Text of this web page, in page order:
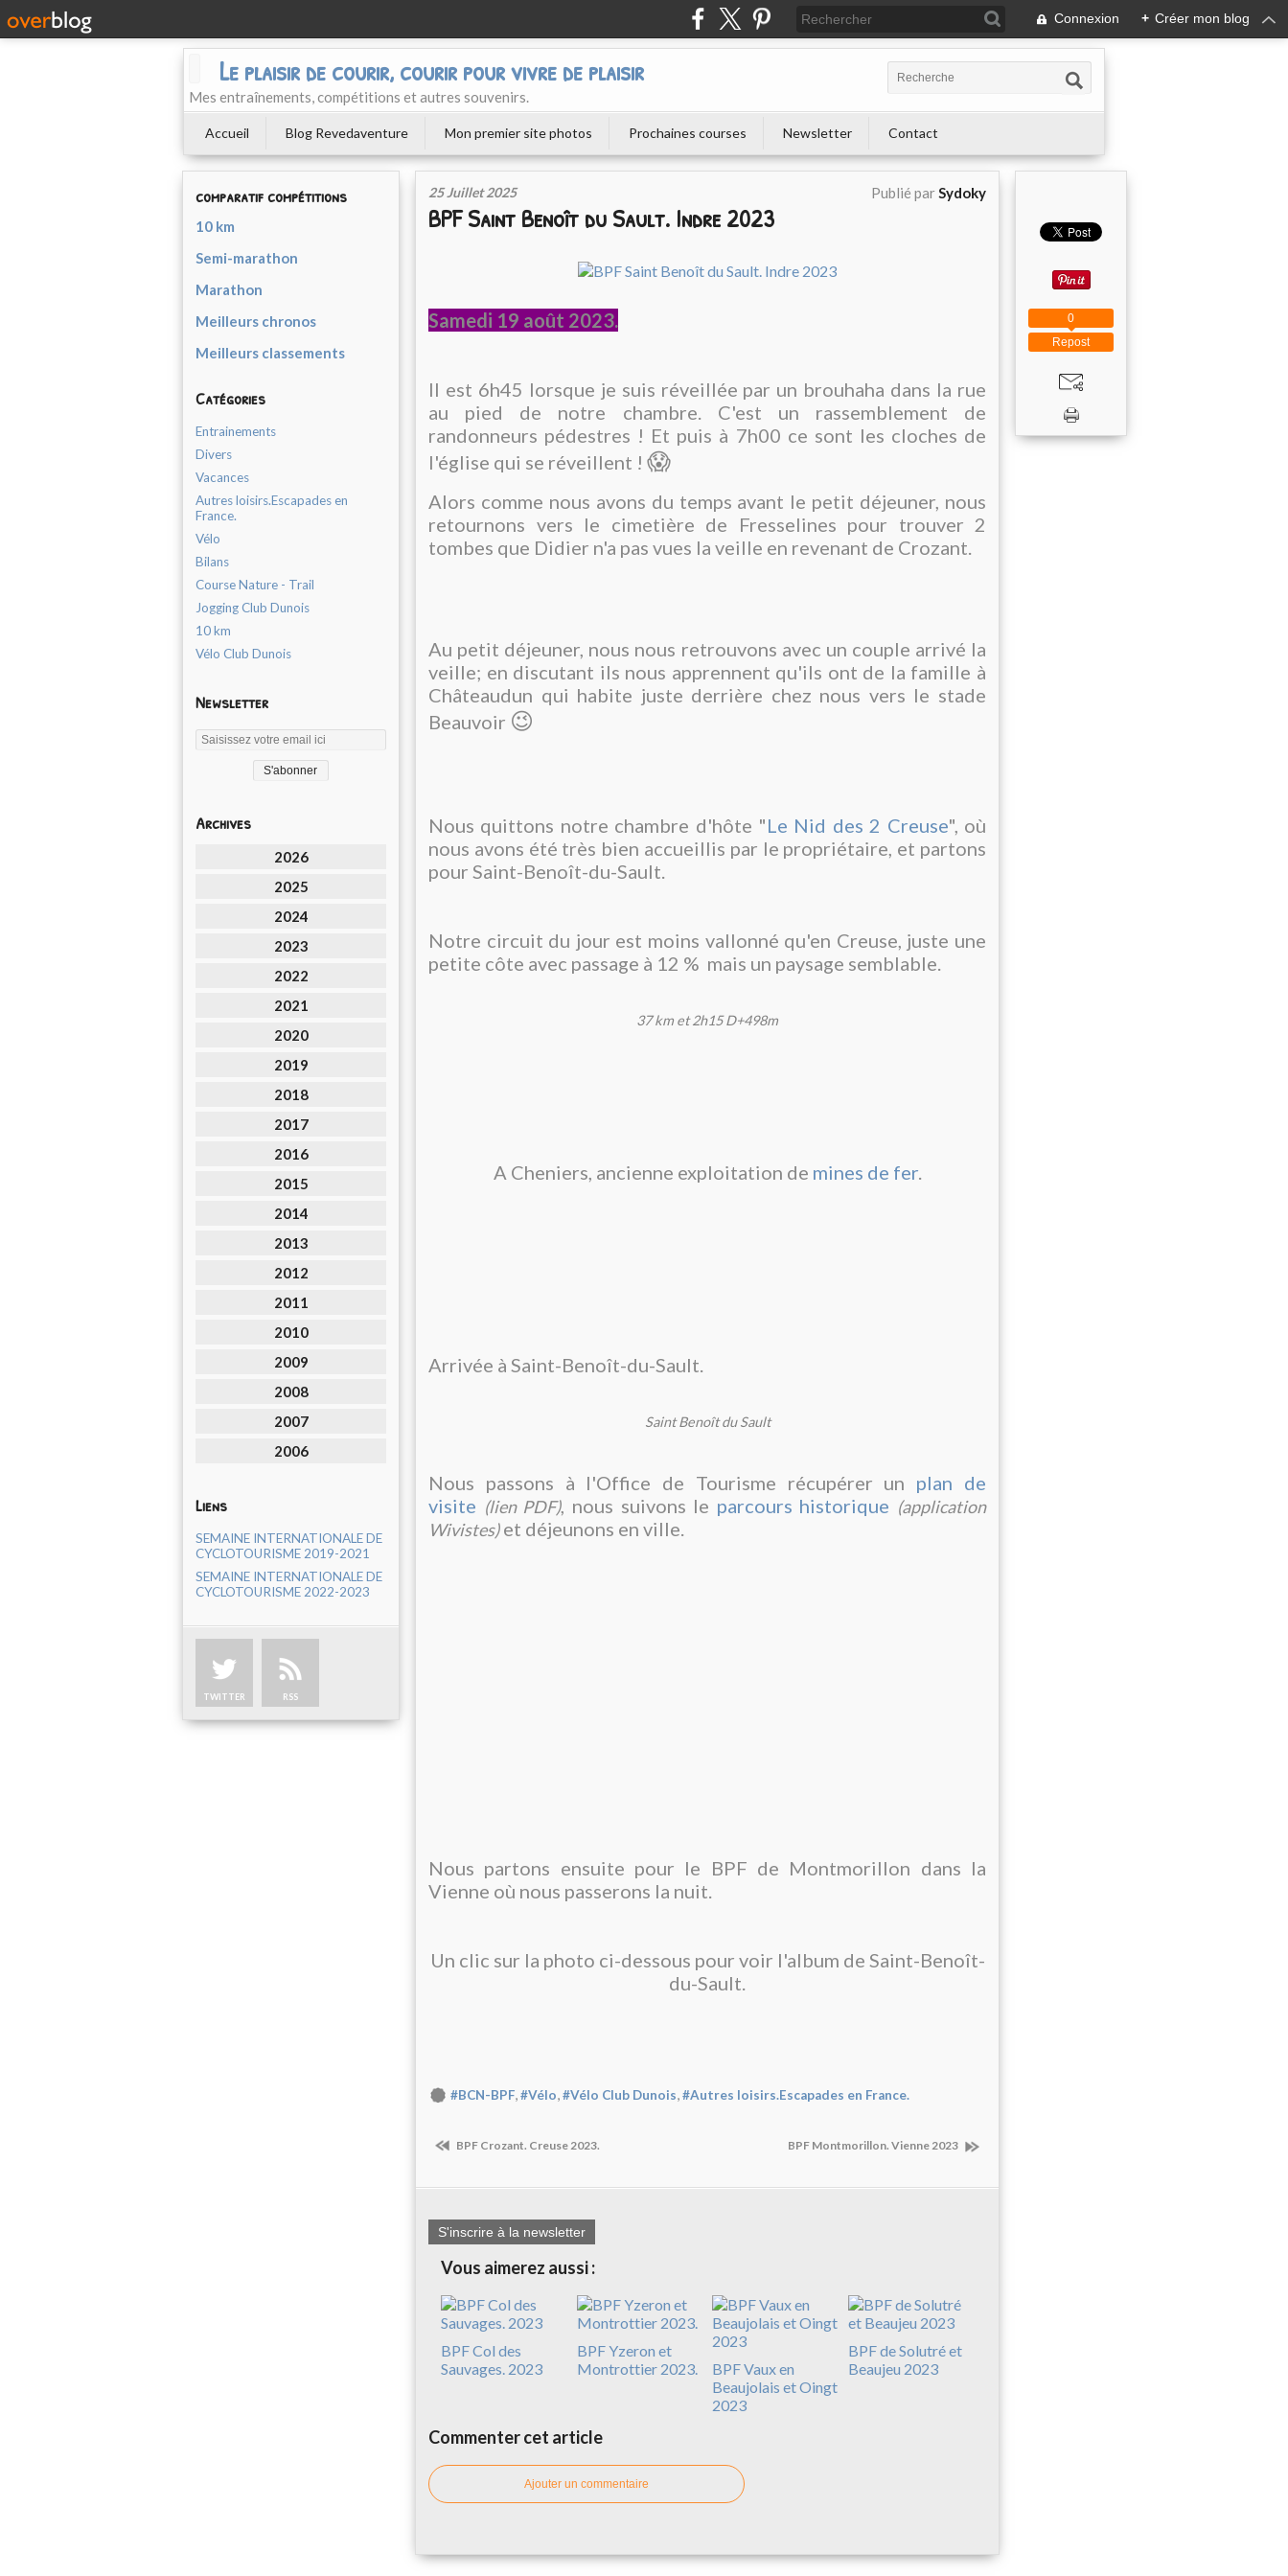
Connexion + Créer mon blog
Le plaisir de courir, courir pour vivre de plaisir
Mes entraînements, compétitions et autres souvenirs.
Accueil Blog Revedaventure Mon premier site photos Prochaines courses Newsletter Contact
comparatif compétitions
10 km
Semi-marathon
Marathon
Meilleurs chronos
Meilleurs classements
Catégories
Entrainements
Divers
Vacances
Autres loisirs.Escapades en
France.
Vélo
Bilans
Course Nature - Trail
Jogging Club Dunois
10 km
Vélo Club Dunois
Newsletter
Archives
2026
2025
2024
2023
2022
2021
2020
2019
2018
2017
2016
2015
2014
2013
2012
2011
2010
2009
2008
2007
2006
Liens
SEMAINE INTERNATIONALE DE
CYCLOTOURISME 2019-2021
SEMAINE INTERNATIONALE DE
CYCLOTOURISME 2022-2023
TWITTER RSS
25 Juillet 2025 Publié parSydoky
BPF Saint Benoît du Sault. Indre 2023
Samedi 19 août 2023.
Il est 6h45 lorsque je suis réveillée par un brouhaha dans la rue
au pied de notre chambre. C'est un rassemblement de
randonneurs pédestres ! Et puis à 7h00 ce sont les cloches de
l'église qui se réveillent ! 😱
Alors comme nous avons du temps avant le petit déjeuner, nous
retournons vers le cimetière de Fresselines pour trouver 2
tombes que Didier n'a pas vues la veille en revenant de Crozant.
Au petit déjeuner, nous nous retrouvons avec un couple arrivé la
veille; en discutant ils nous apprennent qu'ils ont de la famille à
Châteaudun qui habite juste derrière chez nous vers le stade
Beauvoir 😉
Nous quittons notre chambre d'hôte "Le Nid des 2 Creuse", où
nous avons été très bien accueillis par le propriétaire, et partons
pour Saint-Benoît-du-Sault.
Notre circuit du jour est moins vallonné qu'en Creuse, juste une
petite côte avec passage à 12 % mais un paysage semblable.
37 km et 2h15 D+498m
A Cheniers, ancienne exploitation de mines de fer.
Arrivée à Saint-Benoît-du-Sault.
Saint Benoît du Sault
Nous passons à l'Office de Tourisme récupérer un plan de
visite (lien PDF), nous suivons le parcours historique (application
Wivistes)et déjeunons en ville.
Nous partons ensuite pour le BPF de Montmorillon dans la
Vienne où nous passerons la nuit.
Un clic sur la photo ci-dessous pour voir l'album de Saint-Benoît-
du-Sault.
#BCN-BPF,#Vélo,#Vélo Club Dunois,#Autres loisirs.Escapades en France.
BPF Crozant. Creuse 2023. BPF Montmorillon. Vienne 2023
S'inscrire à la newsletter
Vous aimerez aussi :
BPF Col des
Sauvages. 2023
BPF Yzeron et
Montrottier 2023.
BPF Vaux en
Beaujolais et Oingt
2023
BPF de Solutré et
Beaujeu 2023
Commenter cet article
Ajouter un commentaire
Repost
0